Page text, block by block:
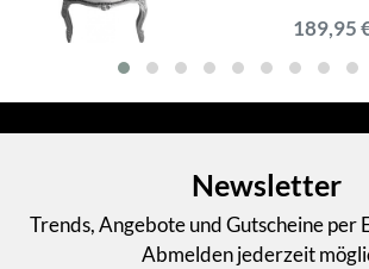
189,95
Newsletter
Trends, Angebote und Gutscheine per
Abmelden jederzeit